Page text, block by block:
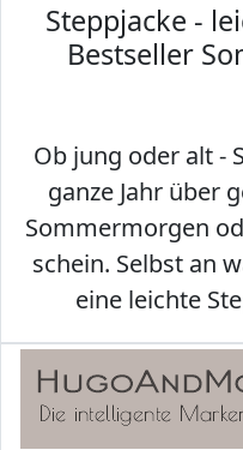
Steppjacke -
Bestseller
Ob jung oder alt -
ganze Jahr über
Sommermorgen
schein. Selbst an
eine leichte